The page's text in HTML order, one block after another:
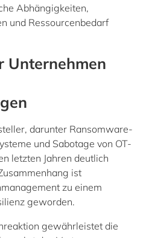
Abhängigkeiten,
und Ressourcenbedarf
Unternehmen
darunter Ransomware-
und Sabotage von OT-
letzten Jahren deutlich
ist
zu einem
geworden.
gewährleistet die